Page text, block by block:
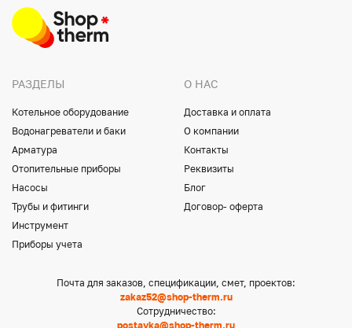
РАЗДЕЛЫ
Котельное оборудование
Водонагреватели и баки
Арматура
Отопительные приборы
Насосы
Трубы и фитинги
Инструмент
Приборы учета
О НАС
Доставка и оплата
О компании
Контакты
Реквизиты
Блог
Договор- оферта
Почта для заказов, спецификации, смет, проектов:
zakaz52@shop-therm.ru
Сотрудничество:
postavka@shop-therm.ru